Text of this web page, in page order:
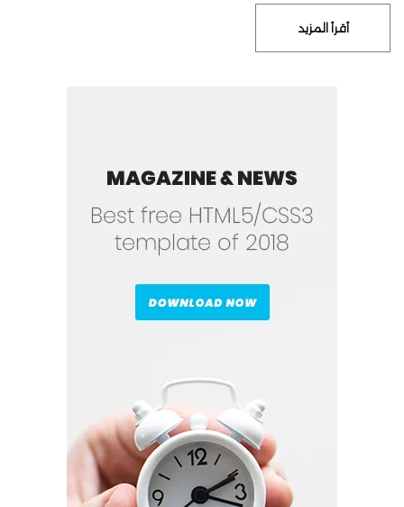
أقرأ المزيد